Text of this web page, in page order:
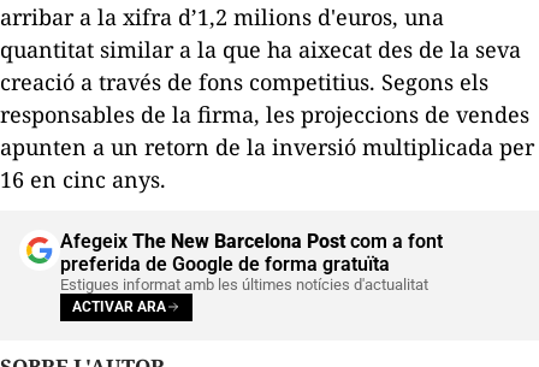
arribar a la xifra d’1,2 milions d'euros, una
quantitat similar a la que ha aixecat des de la seva
creació a través de fons competitius. Segons els
responsables de la firma, les projeccions de vendes
apunten a un retorn de la inversió multiplicada per
16 en cinc anys.
Afegeix The New Barcelona Postcom a font
preferida de Google de forma gratuïta
Estigues informat amb les últimes notícies d'actualitat
ACTIVAR ARA